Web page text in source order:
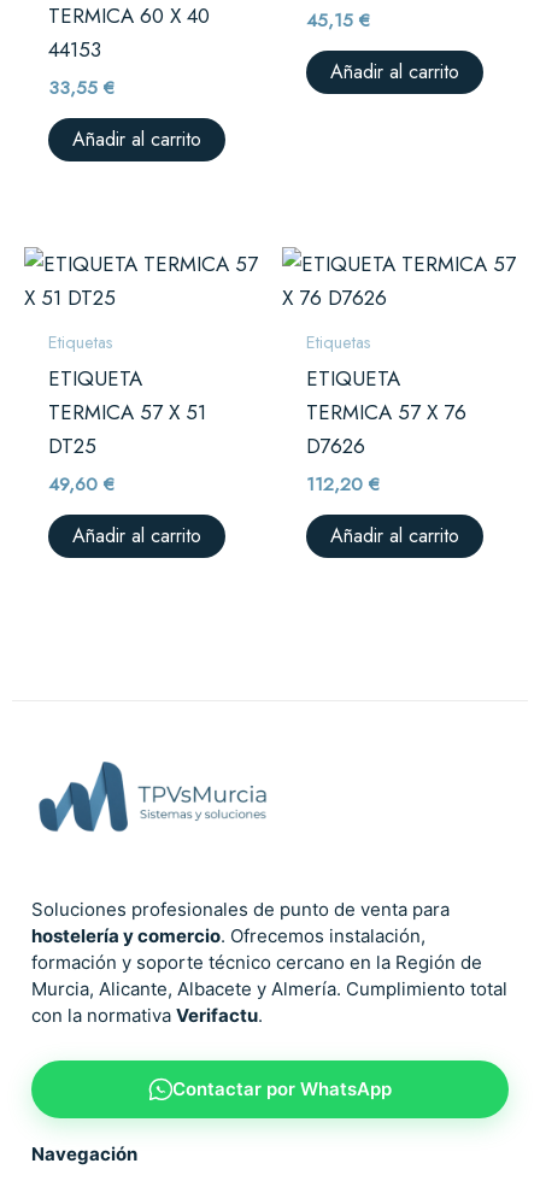
TERMICA 60 X 40
44153
33,55€
Añadir al carrito
45,15€
Añadir al carrito
Etiquetas
ETIQUETA
TERMICA 57 X 51
DT25
49,60€
Añadir al carrito
Etiquetas
ETIQUETA
TERMICA 57 X 76
D7626
112,20€
Añadir al carrito
Soluciones profesionales de punto de venta para
hostelería y comercio. Ofrecemos instalación,
formación y soporte técnico cercano en la Región de
Murcia, Alicante, Albacete y Almería. Cumplimiento total
con la normativa Verifactu.
Contactar por WhatsApp
Navegación